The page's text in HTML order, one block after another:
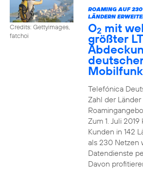
Credits: Gettyimages,
fatchoi
ROAMING AUF 230
LÄNDERN
O2 mit
größter
Telefónica
Zahl der
Zum 1. Juli
Kunden in 142
als 230 Netzen
Datendienste
Davon